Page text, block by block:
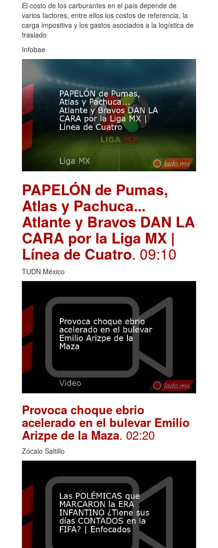
El costo de los carburantes en el país depende de
varios factores, entre ellos los costos de referencia, la
carga impositiva y los gastos asociados a la logística de
traslado
Infobae
PAPELÓN de Pumas,
Atlas y Pachuca...
Atlante y Bravos DAN LA
CARA por la Liga MX |
Línea de Cuatro. 09:10
TUDN México
Provoca choque ebrio
acelerado en el bulevar Emilio
Arizpe de la Maza. 02:20
Zócalo Saltillo